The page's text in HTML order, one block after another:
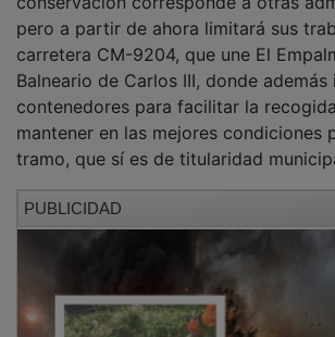
pero a partir de ahora limitará sus
carretera CM-9204, que une El
Balneario de Carlos III, donde además
contenedores para facilitar la
mantener en las mejores condiciones
tramo, que sí es de titularidad